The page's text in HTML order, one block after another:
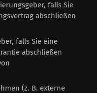
falls Sie
abschließen
falls Sie eine
abschließen
(z. B. externe